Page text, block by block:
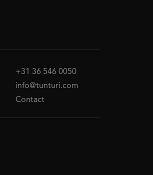
+31 36 546 0050
info@tunturi.com
Contact